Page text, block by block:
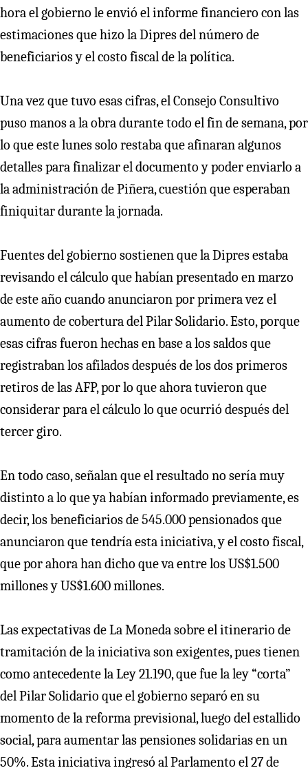
hora el gobierno le envió el informe financiero con las
estimaciones que hizo la Dipres del número de
beneficiarios y el costo fiscal de la política.
Una vez que tuvo esas cifras, el Consejo Consultivo
puso manos a la obra durante todo el fin de semana, por
lo que este lunes solo restaba que afinaran algunos
detalles para finalizar el documento y poder enviarlo a
la administración de Piñera, cuestión que esperaban
finiquitar durante la jornada.
Fuentes del gobierno sostienen que la Dipres estaba
revisando el cálculo que habían presentado en marzo
de este año cuando anunciaron por primera vez el
aumento de cobertura del Pilar Solidario. Esto, porque
esas cifras fueron hechas en base a los saldos que
registraban los afilados después de los dos primeros
retiros de las AFP, por lo que ahora tuvieron que
considerar para el cálculo lo que ocurrió después del
tercer giro.
En todo caso, señalan que el resultado no sería muy
distinto a lo que ya habían informado previamente, es
decir, los beneficiarios de 545.000 pensionados que
anunciaron que tendría esta iniciativa, y el costo fiscal,
que por ahora han dicho que va entre los US$1.500
millones y US$1.600 millones.
Las expectativas de La Moneda sobre el itinerario de
tramitación de la iniciativa son exigentes, pues tienen
como antecedente la Ley 21.190, que fue la ley “corta”
del Pilar Solidario que el gobierno separó en su
momento de la reforma previsional, luego del estallido
social, para aumentar las pensiones solidarias en un
50%. Esta iniciativa ingresó al Parlamento el 27 de